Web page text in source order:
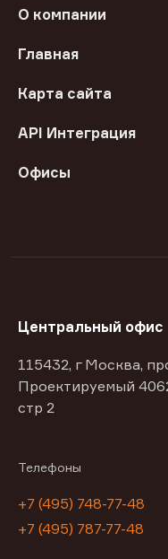
О компании
Главная
Карта сайта
API Интеграция
Офисы
Центральный офис
115432, г Москва,
Проектируемый
стр 2
Телефоны
+7 (495) 748-77-48
+7 (495) 787-77-48